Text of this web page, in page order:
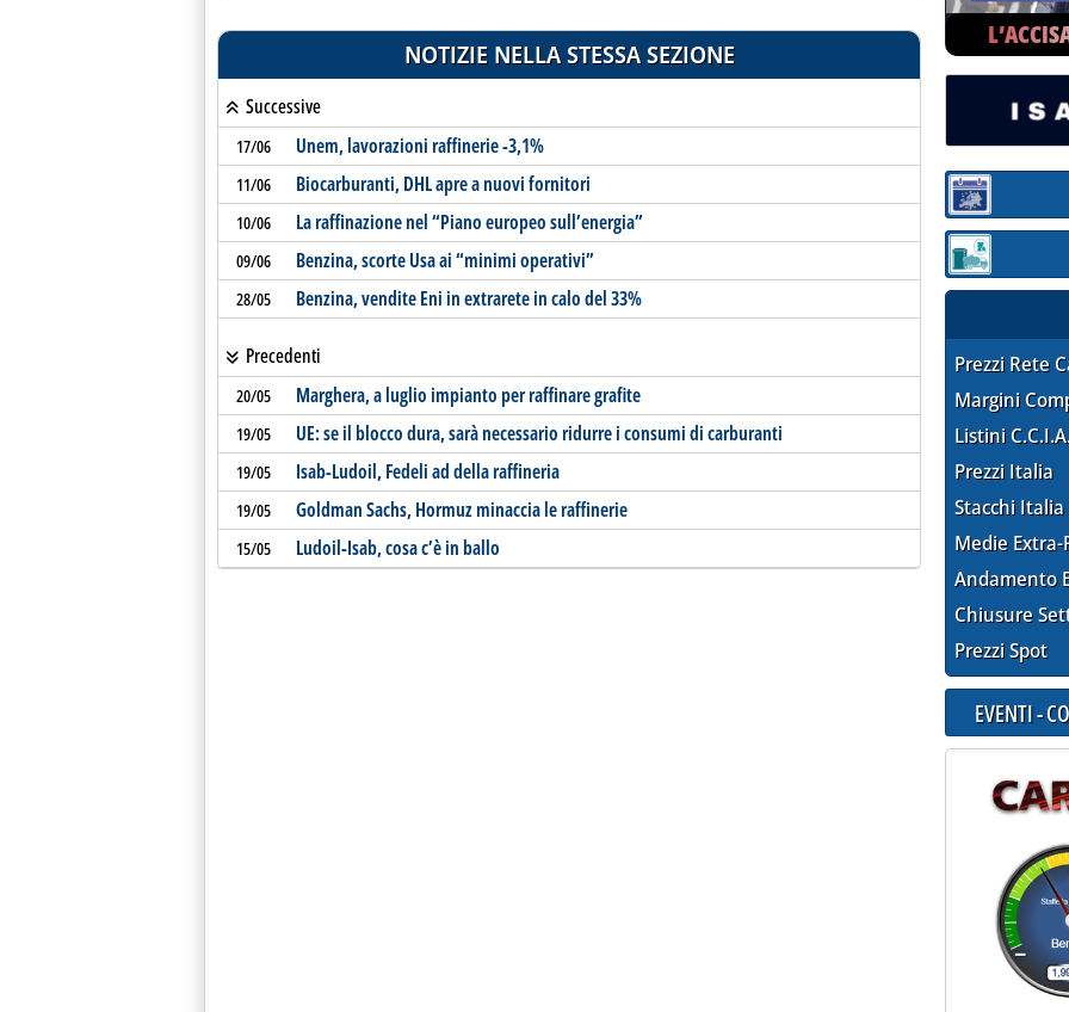
NOTIZIE NELLA STESSA SEZIONE
Successive
17/06 Unem, lavorazioni raffinerie -3,1%
11/06 Biocarburanti, DHL apre a nuovi fornitori
10/06 La raffinazione nel “Piano europeo sull’energia”
09/06 Benzina, scorte Usa ai “minimi operativi”
28/05 Benzina, vendite Eni in extrarete in calo del 33%
Precedenti
20/05 Marghera, a luglio impianto per raffinare grafite
19/05 UE: se il blocco dura, sarà necessario ridurre i consumi di carburanti
19/05 Isab-Ludoil, Fedeli ad della raffineria
19/05 Goldman Sachs, Hormuz minaccia le raffinerie
15/05 Ludoil-Isab, cosa c’è in ballo
Sezione:
Sezione:
Prezzi Rete
Margini
Listini
Prezzi Italia
Stacchi Italia
Medie Extra-
Andamento
Chiusure
Prezzi Spot
EVENTI -